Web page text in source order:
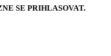
SE PRIHLASOVAT.